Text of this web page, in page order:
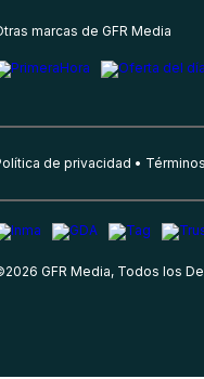
marcas de GFR Media
de privacidad
2026 GFR Media, Todos los